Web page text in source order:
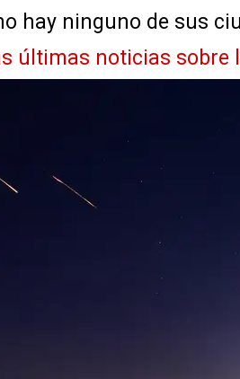
hay ninguno de sus
últimas noticias sobre